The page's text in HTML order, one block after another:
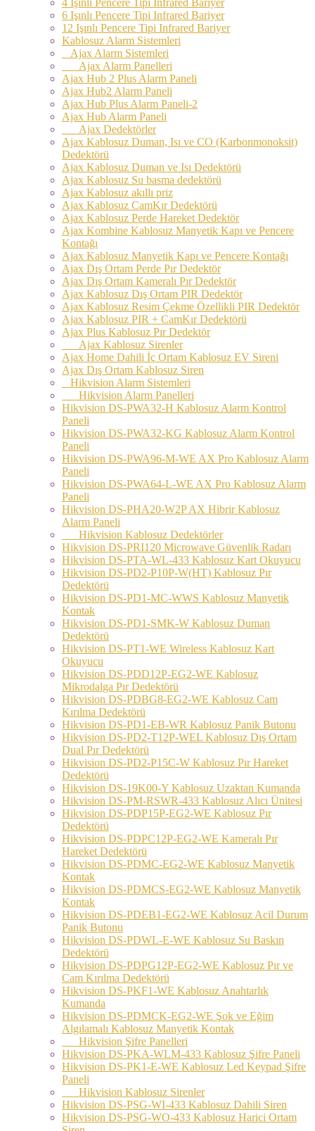
6 Işınlı Pencere Tipi Infrared Bariyer
12 Işınlı Pencere Tipi Infrared Bariyer
Kablosuz Alarm Sistemleri
Ajax Alarm Sistemleri
Ajax Alarm Panelleri
Ajax Hub 2 Plus Alarm Paneli
Ajax Hub2 Alarm Paneli
Ajax Hub Plus Alarm Paneli-2
Ajax Hub Alarm Paneli
Ajax Dedektörler
Ajax Kablosuz Duman, Isı ve CO (Karbonmonoksit)
Dedektörü
Ajax Kablosuz Duman ve Isı Dedektörü
Ajax Kablosuz Su basma dedektörü
Ajax Kablosuz akıllı priz
Ajax Kablosuz CamKır Dedektörü
Ajax Kablosuz Perde Hareket Dedektör
Ajax Kombine Kablosuz Manyetik Kapı ve Pencere
Kontağı
Ajax Kablosuz Manyetik Kapı ve Pencere Kontağı
Ajax Dış Ortam Perde Pır Dedektör
Ajax Dış Ortam Kameralı Pır Dedektör
Ajax Kablosuz Dış Ortam PIR Dedektör
Ajax Kablosuz Resim Çekme Özellikli PIR Dedektör
Ajax Kablosuz PIR + CamKır Dedektörü
Ajax Plus Kablosuz Pır Dedektör
Ajax Kablosuz Sirenler
Ajax Home Dahili İç Ortam Kablosuz EV Sireni
Ajax Dış Ortam Kablosuz Siren
Hikvision Alarm Sistemleri
Hikvision Alarm Panelleri
Hikvision DS-PWA32-H Kablosuz Alarm Kontrol
Paneli
Hikvision DS-PWA32-KG Kablosuz Alarm Kontrol
Paneli
Hikvision DS-PWA96-M-WE AX Pro Kablosuz Alarm
Paneli
Hikvision DS-PWA64-L-WE AX Pro Kablosuz Alarm
Paneli
Hikvision DS-PHA20-W2P AX Hibrir Kablosuz
Alarm Paneli
Hikvision Kablosuz Dedektörler
Hikvision DS-PRI120 Microwave Güvenlik Radarı
Hikvision DS-PTA-WL-433 Kablosuz Kart Okuyucu
Hikvision DS-PD2-P10P-W(HT) Kablosuz Pır
Dedektörü
Hikvision DS-PD1-MC-WWS Kablosuz Manyetik
Kontak
Hikvision DS-PD1-SMK-W Kablosuz Duman
Dedektörü
Hikvision DS-PT1-WE Wireless Kablosuz Kart
Okuyucu
Hikvision DS-PDD12P-EG2-WE Kablosuz
Mikrodalga Pır Dedektörü
Hikvision DS-PDBG8-EG2-WE Kablosuz Cam
Kırılma Dedektörü
Hikvision DS-PD1-EB-WR Kablosuz Panik Butonu
Hikvision DS-PD2-T12P-WEL Kablosuz Dış Ortam
Dual Pır Dedektörü
Hikvision DS-PD2-P15C-W Kablosuz Pır Hareket
Dedektörü
Hikvision DS-19K00-Y Kablosuz Uzaktan Kumanda
Hikvision DS-PM-RSWR-433 Kablosuz Alıcı Ünitesi
Hikvision DS-PDP15P-EG2-WE Kablosuz Pır
Dedektörü
Hikvision DS-PDPC12P-EG2-WE Kameralı Pır
Hareket Dedektörü
Hikvision DS-PDMC-EG2-WE Kablosuz Manyetik
Kontak
Hikvision DS-PDMCS-EG2-WE Kablosuz Manyetik
Kontak
Hikvision DS-PDEB1-EG2-WE Kablosuz Acil Durum
Panik Butonu
Hikvision DS-PDWL-E-WE Kablosuz Su Baskın
Dedektörü
Hikvision DS-PDPG12P-EG2-WE Kablosuz Pır ve
Cam Kırılma Dedektörü
Hikvision DS-PKF1-WE Kablosuz Anahtarlık
Kumanda
Hikvision DS-PDMCK-EG2-WE Şok ve Eğim
Algılamalı Kablosuz Manyetik Kontak
Hikvision Şifre Panelleri
Hikvision DS-PKA-WLM-433 Kablosuz Şifre Paneli
Hikvision DS-PK1-E-WE Kablosuz Led Keypad Şifre
Paneli
Hikvision Kablosuz Sirenler
Hikvision DS-PSG-WI-433 Kablosuz Dahili Siren
Hikvision DS-PSG-WO-433 Kablosuz Harici Ortam